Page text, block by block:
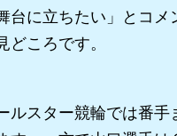
台に立ちたい」とコ
どころです。
スター競輪では番手